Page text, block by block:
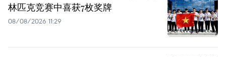
林匹克竞赛中喜获7枚奖牌
08/08/2026 11:29